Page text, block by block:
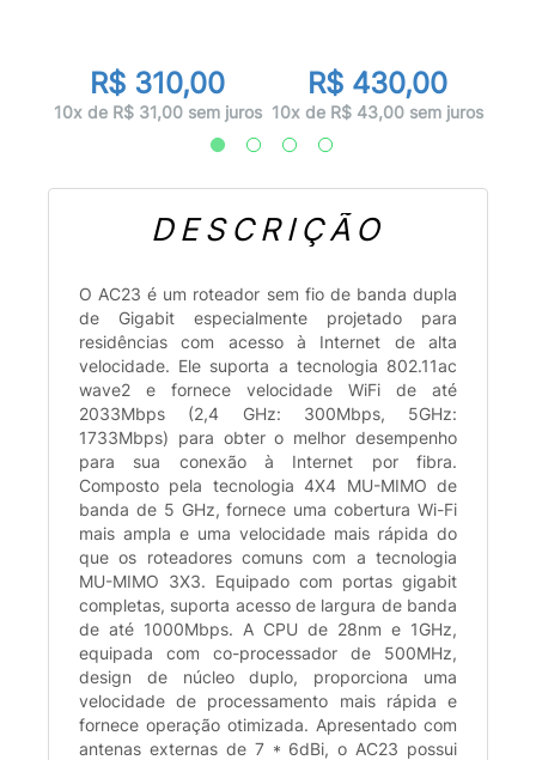
R$ 310,00
10x de R$ 31,00 sem juros
R$ 430,00
10x de R$ 43,00 sem juros
DESCRIÇÃO
O AC23 é um roteador sem fio de banda dupla
de Gigabit especialmente projetado para
residências com acesso à Internet de alta
velocidade. Ele suporta a tecnologia 802.11ac
wave2 e fornece velocidade WiFi de até
2033Mbps (2,4 GHz: 300Mbps, 5GHz:
1733Mbps) para obter o melhor desempenho
para sua conexão à Internet por fibra.
Composto pela tecnologia 4X4 MU-MIMO de
banda de 5 GHz, fornece uma cobertura Wi-Fi
mais ampla e uma velocidade mais rápida do
que os roteadores comuns com a tecnologia
MU-MIMO 3X3. Equipado com portas gigabit
completas, suporta acesso de largura de banda
de até 1000Mbps. A CPU de 28nm e 1GHz,
equipada com co-processador de 500MHz,
design de núcleo duplo, proporciona uma
velocidade de processamento mais rápida e
fornece operação otimizada. Apresentado com
antenas externas de 7 * 6dBi, o AC23 possui